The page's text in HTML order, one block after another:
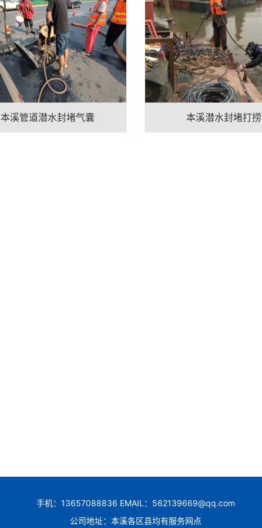
本溪管道潜水封堵气囊 本溪潜水封堵打捞
手机：13657088836 EMAIL：562139669@qq.com
公司地址：本溪各区县均有服务网点